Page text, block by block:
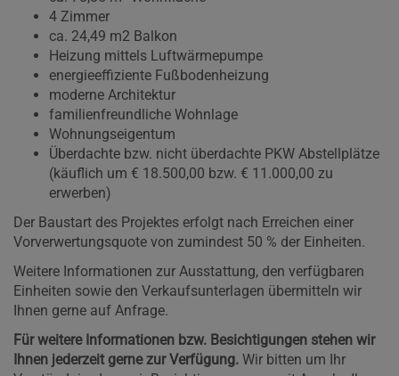
4 Zimmer
ca. 24,49 m2 Balkon
Heizung mittels Luftwärmepumpe
energieeffiziente Fußbodenheizung
moderne Architektur
familienfreundliche Wohnlage
Wohnungseigentum
Überdachte bzw. nicht überdachte PKW Abstellplätze
(käuflich um € 18.500,00 bzw. € 11.000,00 zu
erwerben)
Der Baustart des Projektes erfolgt nach Erreichen einer
Vorverwertungsquote von zumindest 50 % der Einheiten.
Weitere Informationen zur Ausstattung, den verfügbaren
Einheiten sowie den Verkaufsunterlagen übermitteln wir
Ihnen gerne auf Anfrage.
Für weitere Informationen bzw. Besichtigungen stehen wir
Ihnen jederzeit gerne zur Verfügung. Wir bitten um Ihr